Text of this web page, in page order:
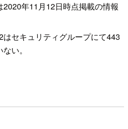
年11月12日時点掲載の情報
セキュリティグループにて443
い。